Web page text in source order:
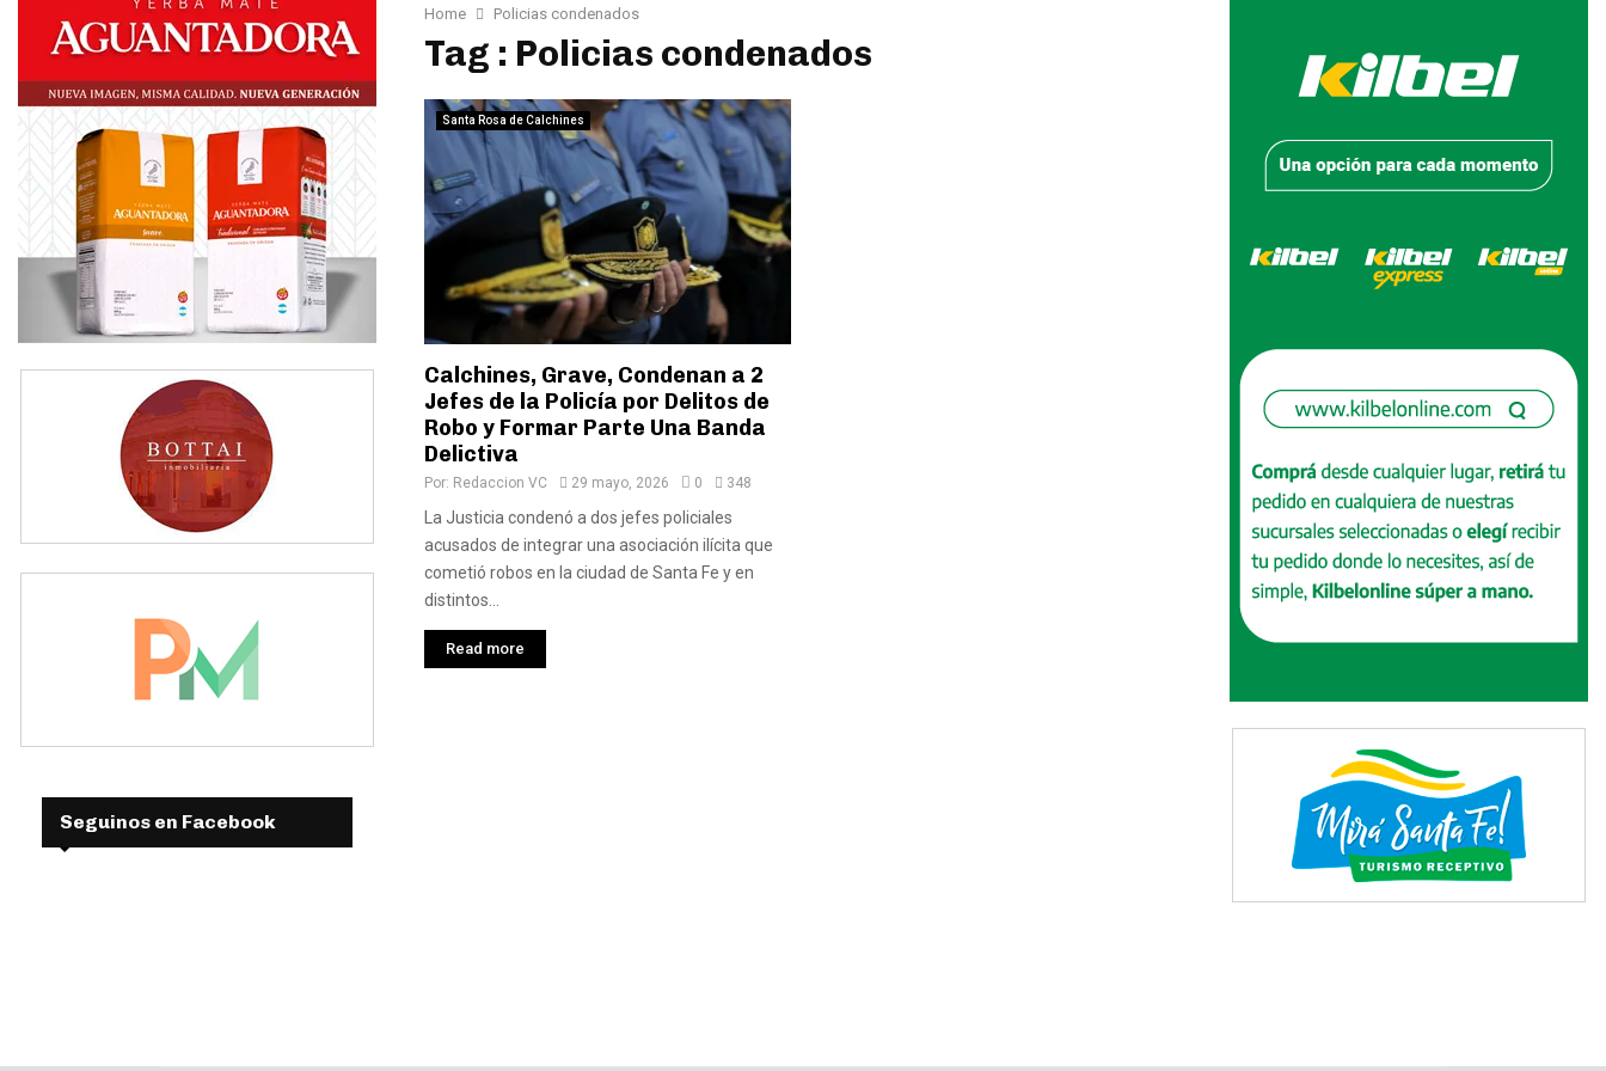
Home Policias condenados
Tag : Policias condenados
Santa Rosa de Calchines
Calchines, Grave, Condenan a 2
Jefes de la Policía por Delitos de
Robo y Formar Parte Una Banda
Delictiva
Por: Redaccion VC 29 mayo, 2026 0 348
La Justicia condenó a dos jefes policiales
acusados de integrar una asociación ilícita que
cometió robos en la ciudad de Santa Fe y en
distintos...
Read more
Seguinos en Facebook